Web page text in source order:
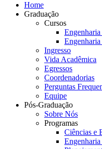
Home
Graduação
Cursos
Ingresso
Vida Acadêmica
Egressos
Coordenadorias
Perguntas
Equipe
Pós-Graduação
Sobre Nós
Programas
Ciências e